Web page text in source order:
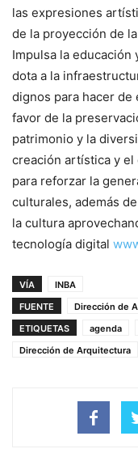
las expresiones
de la proyección de
Impulsa la
dota a la
dignos para hacer de
favor de la
patrimonio y la
creación artística y
para reforzar la
culturales, además
la cultura
tecnología digital
VÍA
INBA
FUENTE
Dirección de
ETIQUETAS
agenda
Dirección de Arquitectura